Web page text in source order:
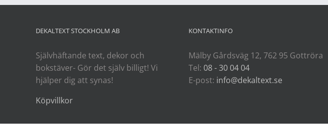
DEKALTEXT STOCKHOLM AB
Självhäftande text, dekor och
bokstäver- Gör det själv billigt! Vi
hjälper dig att synas!
Köpvillkor
KONTAKTINFO
Mälby Gårdsväg 12, 762 95 Gottröra
Tel: 08 - 30 04 04
E-post: info@dekaltext.se